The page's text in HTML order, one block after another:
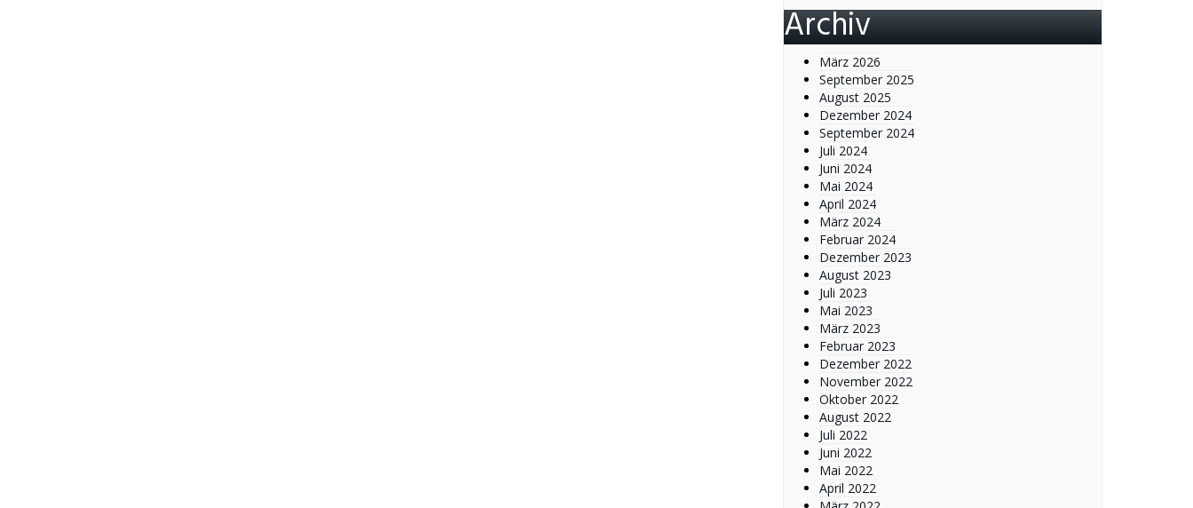
Archiv
März 2026
September 2025
August 2025
Dezember 2024
September 2024
Juli 2024
Juni 2024
Mai 2024
April 2024
März 2024
Februar 2024
Dezember 2023
August 2023
Juli 2023
Mai 2023
März 2023
Februar 2023
Dezember 2022
November 2022
Oktober 2022
August 2022
Juli 2022
Juni 2022
Mai 2022
April 2022